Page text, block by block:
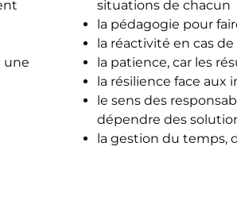
une
situations de chacun
la pédagogie pour
la réactivité en cas
la patience, car les
la résilience face aux
le sens des
dépendre des
la gestion du temps,